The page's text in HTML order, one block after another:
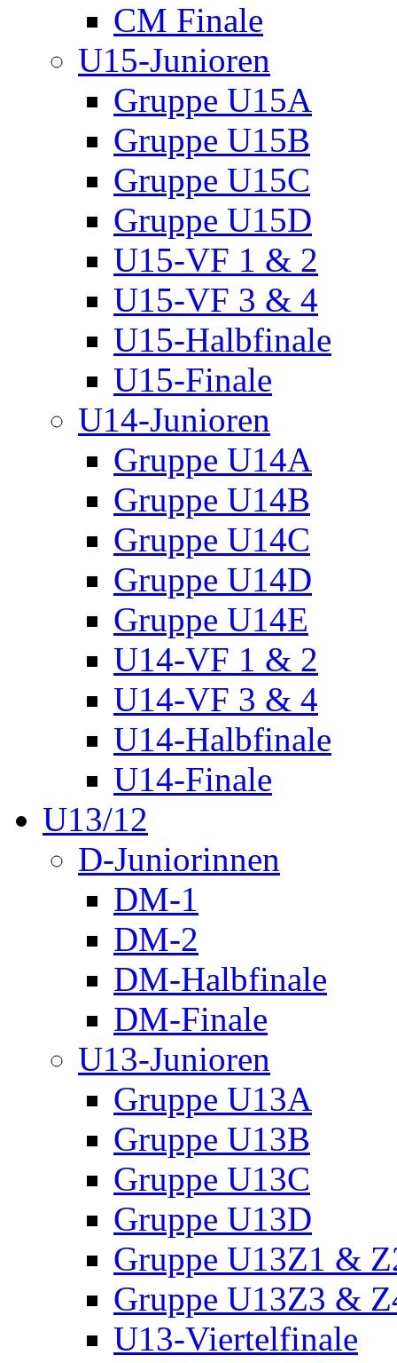
CM Finale
U15-Junioren
Gruppe U15A
Gruppe U15B
Gruppe U15C
Gruppe U15D
U15-VF 1 & 2
U15-VF 3 & 4
U15-Halbfinale
U15-Finale
U14-Junioren
Gruppe U14A
Gruppe U14B
Gruppe U14C
Gruppe U14D
Gruppe U14E
U14-VF 1 & 2
U14-VF 3 & 4
U14-Halbfinale
U14-Finale
U13/12
D-Juniorinnen
DM-1
DM-2
DM-Halbfinale
DM-Finale
U13-Junioren
Gruppe U13A
Gruppe U13B
Gruppe U13C
Gruppe U13D
Gruppe U13Z1 &
Gruppe U13Z3 &
U13-Viertelfinale